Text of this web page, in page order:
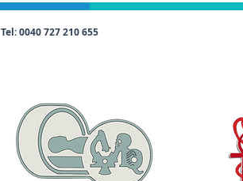
Tel: 0040 727 210 655